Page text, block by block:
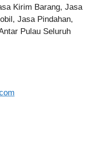
Kirim Barang, Jasa
Jasa Pindahan,
Pulau Seluruh